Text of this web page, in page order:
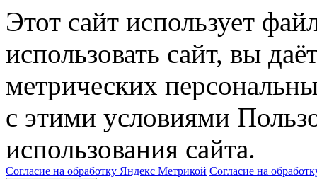
Этот сайт использует
использовать сайт, вы
метрических
с этими условиями
использования сайта.
Согласие на обработку Яндекс Метрикой Согласие на